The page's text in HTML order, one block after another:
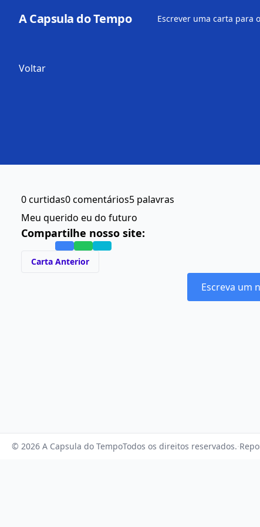
A Capsula do Tempo Escrever uma carta para
Voltar
0 curtidas0 comentários5 palavras
Meu querido eu do futuro
Compartilhe nosso site:
Carta Anterior
Escreva um
© 2026 A Capsula do TempoTodos os direitos reservados.·